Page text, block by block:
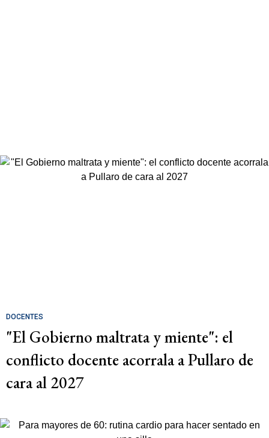
DOCENTES
"El Gobierno maltrata y miente": el
conflicto docente acorrala a Pullaro de
cara al 2027